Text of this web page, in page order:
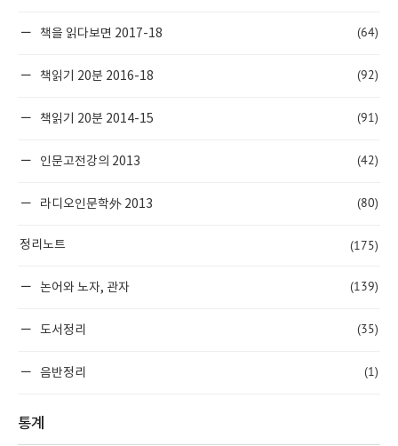
책을 읽다보면 2017-18 (64)
책읽기 20분 2016-18 (92)
책읽기 20분 2014-15 (91)
인문고전강의 2013 (42)
라디오인문학外 2013 (80)
정리노트 (175)
논어와 노자, 관자 (139)
도서정리 (35)
음반정리 (1)
통계